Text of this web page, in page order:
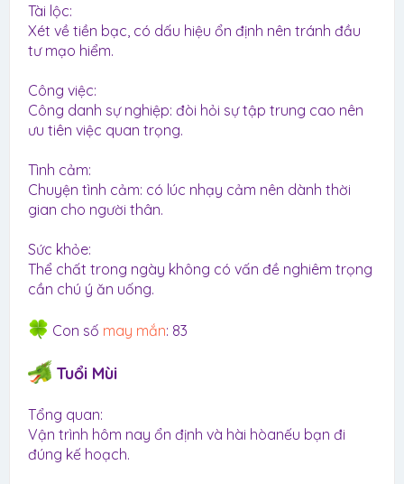
Tài lộc:
Xét về tiền bạc, có dấu hiệu ổn định nên tránh đầu
tư mạo hiểm.
Công việc:
Công danh sự nghiệp: đòi hỏi sự tập trung cao nên
ưu tiên việc quan trọng.
Tình cảm:
Chuyện tình cảm: có lúc nhạy cảm nên dành thời
gian cho người thân.
Sức khỏe:
Thể chất trong ngày không có vấn đề nghiêm trọng
cần chú ý ăn uống.
Con số may mắn: 83
Tuổi Mùi
Tổng quan:
Vận trình hôm nay ổn định và hài hòanếu bạn đi
đúng kế hoạch.